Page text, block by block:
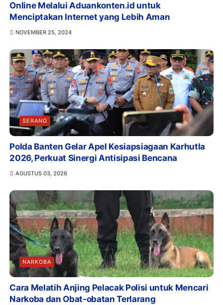
Online Melalui Aduankonten.id untuk
Menciptakan Internet yang Lebih Aman
NOVEMBER 25, 2024
SERANG
Polda Banten Gelar Apel Kesiapsiagaan Karhutla
2026, Perkuat Sinergi Antisipasi Bencana
AGUSTUS 03, 2026
NARKOBA
Cara Melatih Anjing Pelacak Polisi untuk Mencari
Narkoba dan Obat-obatan Terlarang